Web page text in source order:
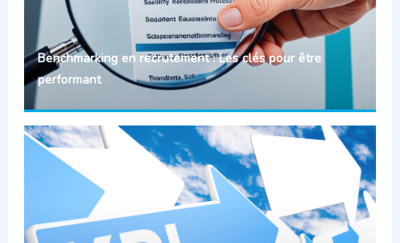
Benchmarking en recrutement : Les clés pour être
performant